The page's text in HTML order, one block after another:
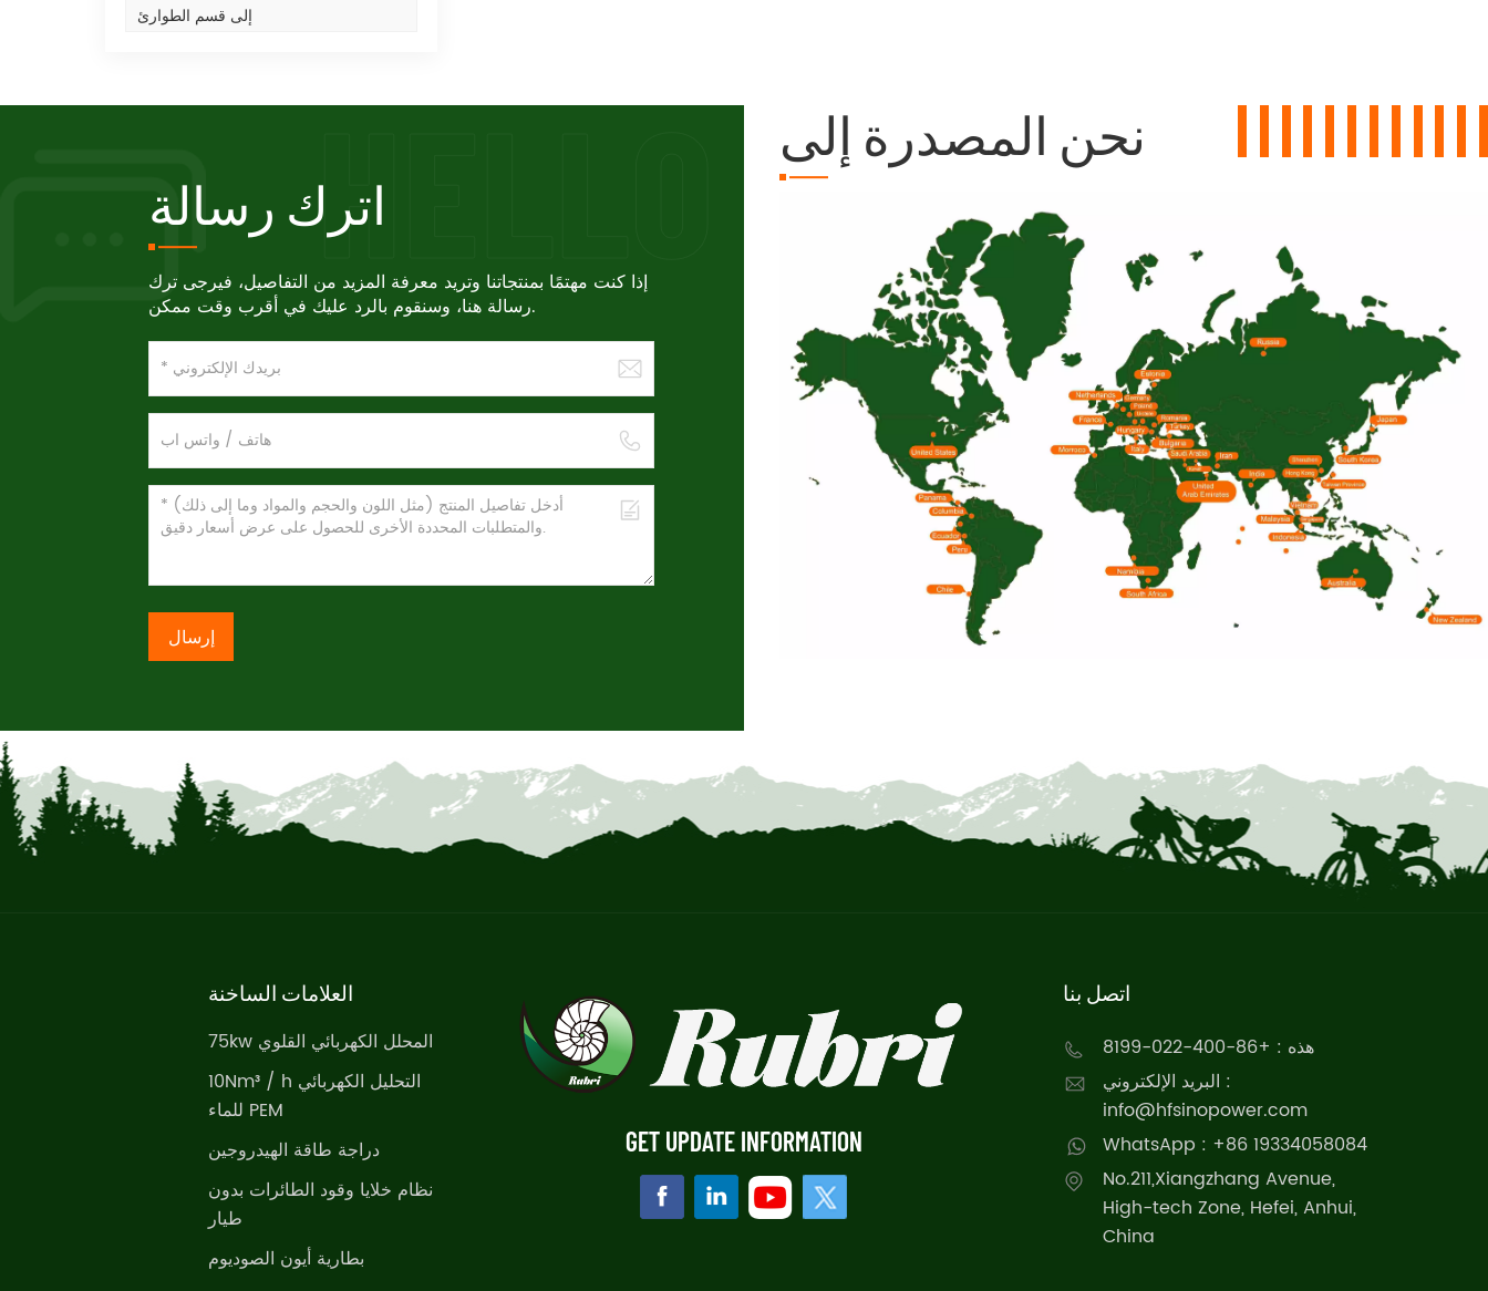
إلى قسم الطوارئ
اترك رسالة
إذا كنت مهتمًا بمنتجاتنا وتريد معرفة المزيد من التفاصيل، فيرجى ترك
رسالة هنا، وسنقوم بالرد عليك في أقرب وقت ممكن.
إرسال
نحن المصدرة إلى
العلامات الساخنة
75kw المحلل الكهربائي القلوي
10Nm³ / h التحليل الكهربائي
للماء PEM
دراجة طاقة الهيدروجين
نظام خلايا وقود الطائرات بدون
طيار
بطارية أيون الصوديوم
GET UPDATE INFORMATION
اتصل بنا
هذه : +86-400-022-8199
البريد الإلكتروني :
info@hfsinopower.com
WhatsApp : +86 19334058084
No.211,Xiangzhang Avenue,
High-tech Zone, Hefei, Anhui,
China